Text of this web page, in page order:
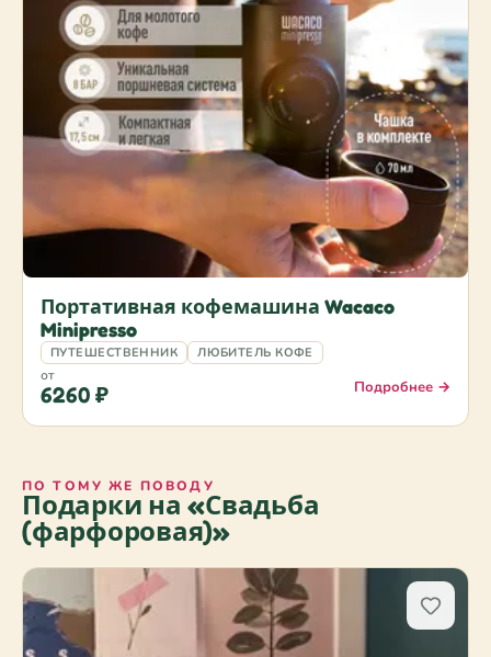
Портативная кофемашина Wacaco
Minipresso
ПУТЕШЕСТВЕННИК ЛЮБИТЕЛЬ КОФЕ
от
6260 ₽ Подробнее →
ПО ТОМУ ЖЕ ПОВОДУ
Подарки на «Свадьба
(фарфоровая)»